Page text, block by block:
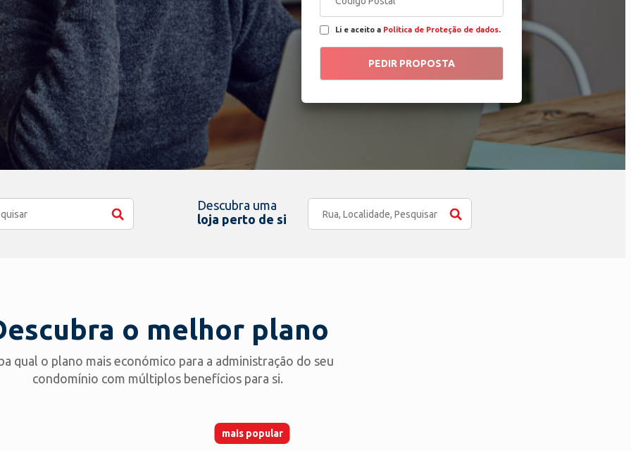
Li e aceito a Política de Proteção de dados.
Descubra uma
loja perto de si
o melhor plano
qual o plano mais económico para a administração do seu
condomínio com múltiplos benefícios para si.
mais popular